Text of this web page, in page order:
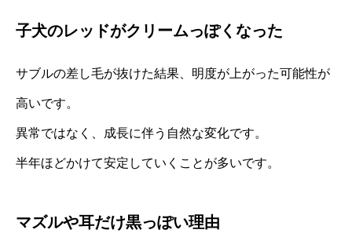
子犬のレッドがクリームっぽくなった
サブルの差し毛が抜けた結果、明度が上がった可能性が
高いです。
異常ではなく、成長に伴う自然な変化です。
半年ほどかけて安定していくことが多いです。
マズルや耳だけ黒っぽい理由